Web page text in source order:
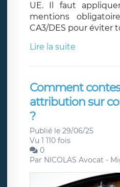
UE. Il faut
mentions
CA3/DES pour éviter
Lire la suite
Comment
attribution sur
?
Publié le 29/06/25
Vu 1 110 fois
0
Par NICOLAS Avocat -